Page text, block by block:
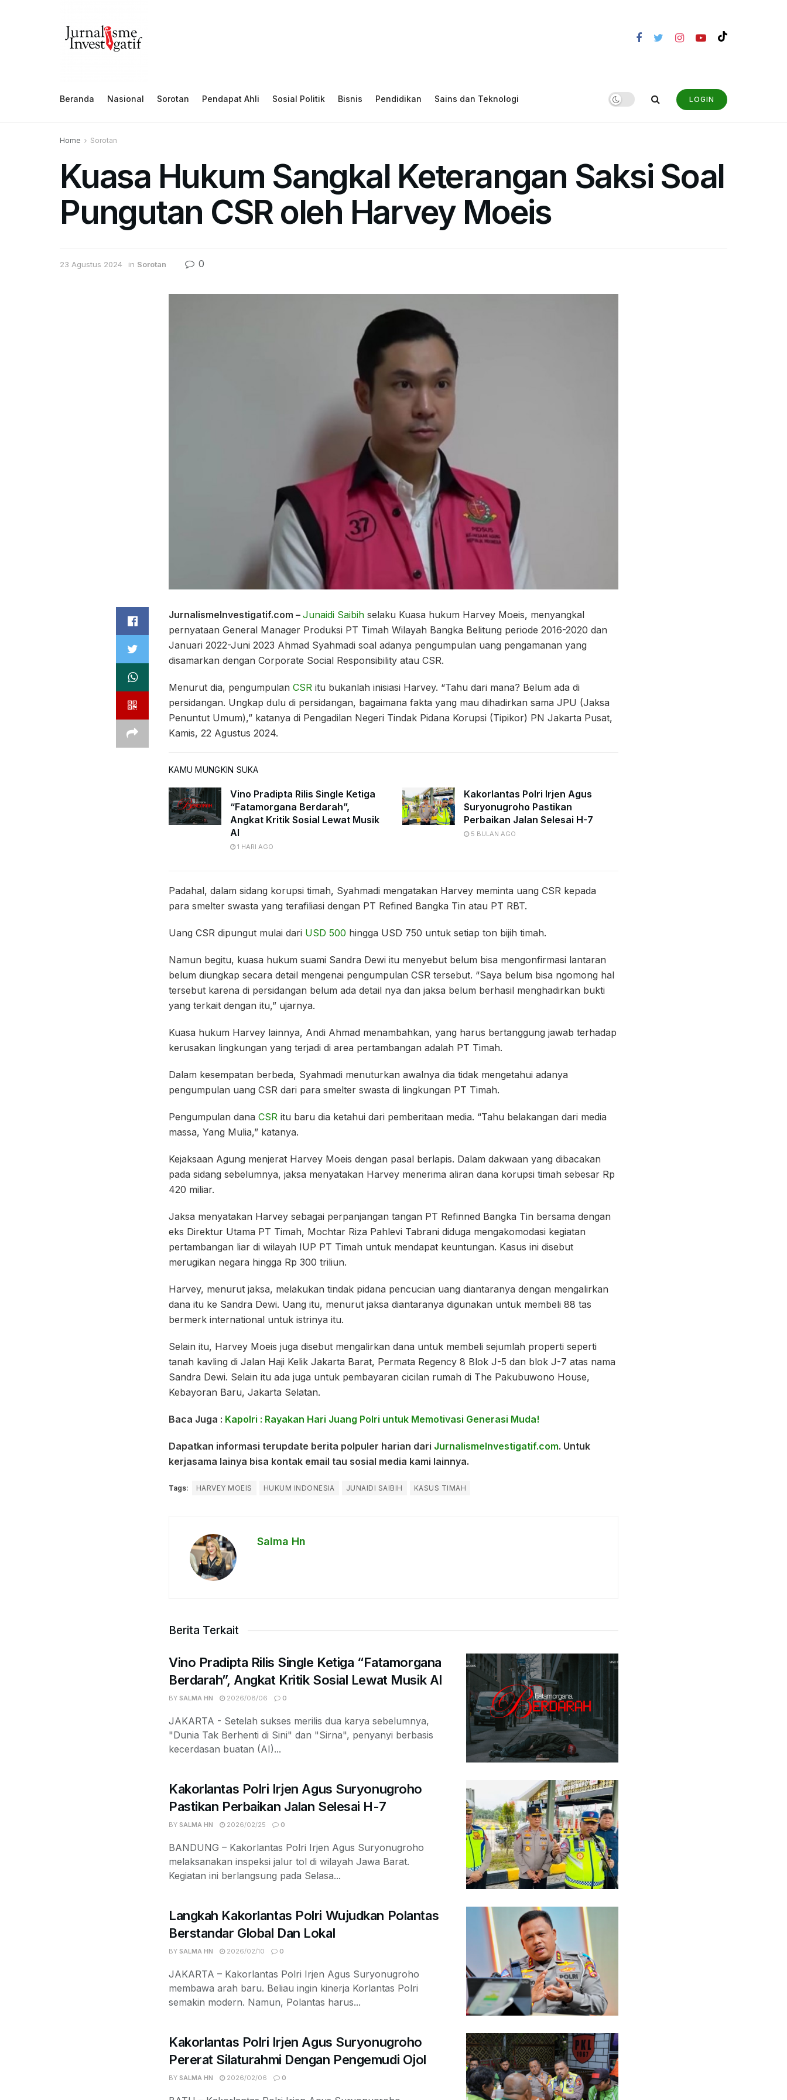
Beranda Nasional Sorotan Pendapat Ahli Sosial Politik Bisnis Pendidikan Sains dan Teknologi LOGIN
Home Sorotan
Kuasa Hukum Sangkal Keterangan Saksi Soal
Pungutan CSR oleh Harvey Moeis
23 Agustus 2024 in Sorotan 0
JurnalismeInvestigatif.com – Junaidi Saibih selaku Kuasa hukum Harvey Moeis, menyangkal
pernyataan General Manager Produksi PT Timah Wilayah Bangka Belitung periode 2016-2020 dan
Januari 2022-Juni 2023 Ahmad Syahmadi soal adanya pengumpulan uang pengamanan yang
disamarkan dengan Corporate Social Responsibility atau CSR.
Menurut dia, pengumpulan CSR itu bukanlah inisiasi Harvey. “Tahu dari mana? Belum ada di
persidangan. Ungkap dulu di persidangan, bagaimana fakta yang mau dihadirkan sama JPU (Jaksa
Penuntut Umum),” katanya di Pengadilan Negeri Tindak Pidana Korupsi (Tipikor) PN Jakarta Pusat,
Kamis, 22 Agustus 2024.
KAMU MUNGKIN SUKA
Vino Pradipta Rilis Single Ketiga
“Fatamorgana Berdarah”,
Angkat Kritik Sosial Lewat Musik
AI
1 HARI AGO
Kakorlantas Polri Irjen Agus
Suryonugroho Pastikan
Perbaikan Jalan Selesai H-7
5 BULAN AGO
Padahal, dalam sidang korupsi timah, Syahmadi mengatakan Harvey meminta uang CSR kepada
para smelter swasta yang terafiliasi dengan PT Refined Bangka Tin atau PT RBT.
Uang CSR dipungut mulai dari USD 500 hingga USD 750 untuk setiap ton bijih timah.
Namun begitu, kuasa hukum suami Sandra Dewi itu menyebut belum bisa mengonfirmasi lantaran
belum diungkap secara detail mengenai pengumpulan CSR tersebut. “Saya belum bisa ngomong hal
tersebut karena di persidangan belum ada detail nya dan jaksa belum berhasil menghadirkan bukti
yang terkait dengan itu,” ujarnya.
Kuasa hukum Harvey lainnya, Andi Ahmad menambahkan, yang harus bertanggung jawab terhadap
kerusakan lingkungan yang terjadi di area pertambangan adalah PT Timah.
Dalam kesempatan berbeda, Syahmadi menuturkan awalnya dia tidak mengetahui adanya
pengumpulan uang CSR dari para smelter swasta di lingkungan PT Timah.
Pengumpulan dana CSR itu baru dia ketahui dari pemberitaan media. “Tahu belakangan dari media
massa, Yang Mulia,” katanya.
Kejaksaan Agung menjerat Harvey Moeis dengan pasal berlapis. Dalam dakwaan yang dibacakan
pada sidang sebelumnya, jaksa menyatakan Harvey menerima aliran dana korupsi timah sebesar Rp
420 miliar.
Jaksa menyatakan Harvey sebagai perpanjangan tangan PT Refinned Bangka Tin bersama dengan
eks Direktur Utama PT Timah, Mochtar Riza Pahlevi Tabrani diduga mengakomodasi kegiatan
pertambangan liar di wilayah IUP PT Timah untuk mendapat keuntungan. Kasus ini disebut
merugikan negara hingga Rp 300 triliun.
Harvey, menurut jaksa, melakukan tindak pidana pencucian uang diantaranya dengan mengalirkan
dana itu ke Sandra Dewi. Uang itu, menurut jaksa diantaranya digunakan untuk membeli 88 tas
bermerk international untuk istrinya itu.
Selain itu, Harvey Moeis juga disebut mengalirkan dana untuk membeli sejumlah properti seperti
tanah kavling di Jalan Haji Kelik Jakarta Barat, Permata Regency 8 Blok J-5 dan blok J-7 atas nama
Sandra Dewi. Selain itu ada juga untuk pembayaran cicilan rumah di The Pakubuwono House,
Kebayoran Baru, Jakarta Selatan.
Baca Juga : Kapolri : Rayakan Hari Juang Polri untuk Memotivasi Generasi Muda!
Dapatkan informasi terupdate berita polpuler harian dari JurnalismeInvestigatif.com. Untuk
kerjasama lainya bisa kontak email tau sosial media kami lainnya.
Tags: HARVEY MOEIS HUKUM INDONESIA JUNAIDI SAIBIH KASUS TIMAH
Salma Hn
Berita Terkait
Vino Pradipta Rilis Single Ketiga “Fatamorgana
Berdarah”, Angkat Kritik Sosial Lewat Musik AI
BY SALMA HN 2026/08/06 0
JAKARTA - Setelah sukses merilis dua karya sebelumnya,
"Dunia Tak Berhenti di Sini" dan "Sirna", penyanyi berbasis
kecerdasan buatan (AI)...
Kakorlantas Polri Irjen Agus Suryonugroho
Pastikan Perbaikan Jalan Selesai H-7
BY SALMA HN 2026/02/25 0
BANDUNG – Kakorlantas Polri Irjen Agus Suryonugroho
melaksanakan inspeksi jalur tol di wilayah Jawa Barat.
Kegiatan ini berlangsung pada Selasa...
Langkah Kakorlantas Polri Wujudkan Polantas
Berstandar Global Dan Lokal
BY SALMA HN 2026/02/10 0
JAKARTA – Kakorlantas Polri Irjen Agus Suryonugroho
membawa arah baru. Beliau ingin kinerja Korlantas Polri
semakin modern. Namun, Polantas harus...
Kakorlantas Polri Irjen Agus Suryonugroho
Pererat Silaturahmi Dengan Pengemudi Ojol
BY SALMA HN 2026/02/06 0